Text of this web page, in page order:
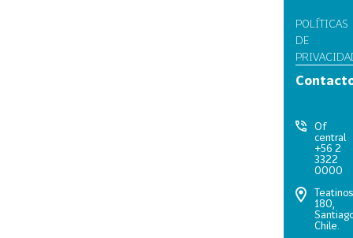
POLÍTICAS
DE
Of
central
+56 2
3322
0000
Teatinos
180,
Chile.